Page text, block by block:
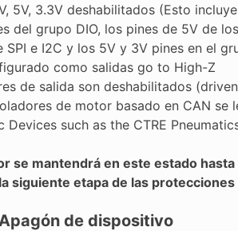
5V, 3.3V deshabilitados (Esto
del grupo DIO, los pines de 5V de
SPI e I2C y los 5V y 3V pines en el
como salidas go to High-Z
de salida son deshabilitados
de motor basado en CAN se
Devices such as the CTRE
se mantendrá en este estado
siguiente etapa de las
de dispositivo